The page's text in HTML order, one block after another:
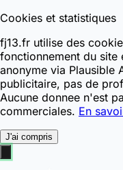
Cookies et statistiques
fj13.fr utilise des
fonctionnement du site
anonyme via Plausible
publicitaire, pas de
Aucune donnee n'est
commerciales. En
J'ai compris